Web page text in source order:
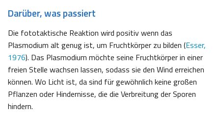
Darüber, was passiert
Die fototaktische Reaktion wird positiv wenn das
Plasmodium alt genug ist, um Fruchtkörper zu bilden (Esser,
1976). Das Plasmodium möchte seine Fruchtkörper in einer
freien Stelle wachsen lassen, sodass sie den Wind erreichen
können. Wo Licht ist, da sind für gewöhnlich keine großen
Pflanzen oder Hindernisse, die die Verbreitung der Sporen
hindern.